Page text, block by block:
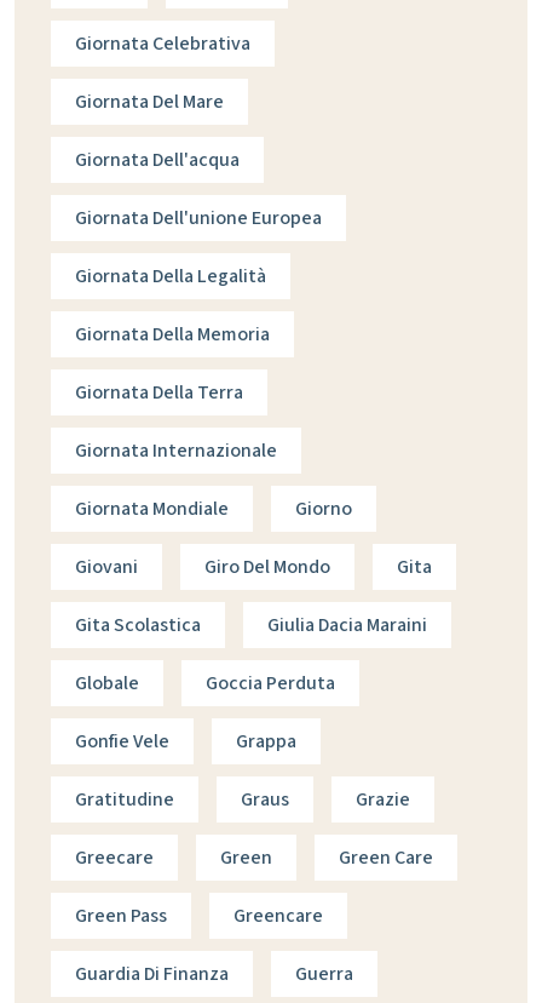
Giornata Celebrativa
Giornata Del Mare
Giornata Dell'acqua
Giornata Dell'unione Europea
Giornata Della Legalità
Giornata Della Memoria
Giornata Della Terra
Giornata Internazionale
Giornata Mondiale Giorno
Giovani Giro Del Mondo Gita
Gita Scolastica Giulia Dacia Maraini
Globale Goccia Perduta
Gonfie Vele Grappa
Gratitudine Graus Grazie
Greecare Green Green Care
Green Pass Greencare
Guardia Di Finanza Guerra